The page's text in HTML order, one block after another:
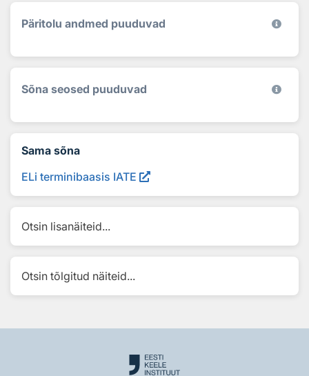
Päritolu andmed puuduvad
Sõna seosed puuduvad
Sama sõna
ELi terminibaasis IATE
Otsin lisanäiteid...
Otsin tõlgitud näiteid...